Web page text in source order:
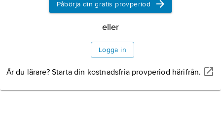
Påbörja din gratis provperiod
eller
Logga in
Är du lärare? Starta din kostnadsfria provperiod härifrån.